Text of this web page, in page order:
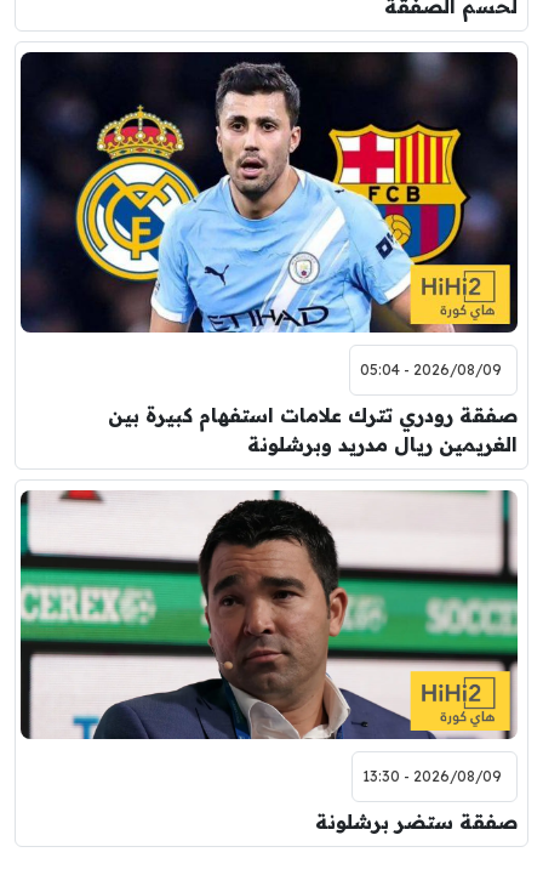
لحسم الصفقة
2026/08/09 - 05:04
صفقة رودري تترك علامات استفهام كبيرة بين
الغريمين ريال مدريد وبرشلونة
2026/08/09 - 13:30
صفقة ستضر برشلونة